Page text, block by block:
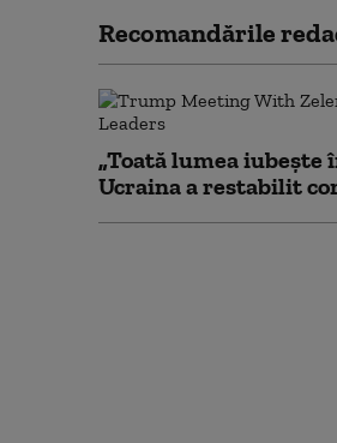
Recomandările
„Toată lumea iubește
Ucraina a restabilit